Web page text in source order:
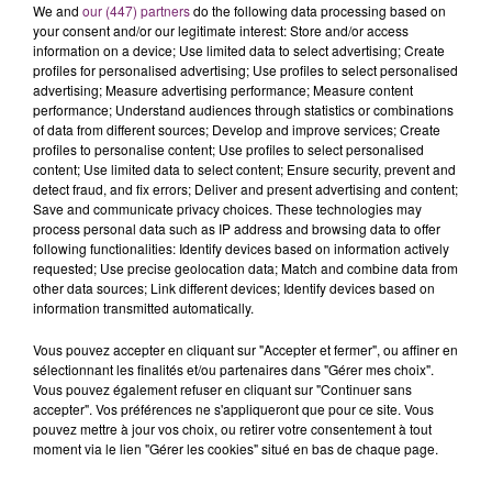
We and our (447) partnersdo the following data processing based on
your consent and/or our legitimate interest: Store and/or access
information on a device; Use limited data to select advertising; Create
profiles for personalised advertising; Use profiles to select personalised
advertising; Measure advertising performance; Measure content
performance; Understand audiences through statistics or combinations
of data from different sources; Develop and improve services; Create
profiles to personalise content; Use profiles to select personalised
content; Use limited data to select content; Ensure security, prevent and
detect fraud, and fix errors; Deliver and present advertising and content;
Save and communicate privacy choices. These technologies may
process personal data such as IP address and browsing data to offer
following functionalities: Identify devices based on information actively
requested; Use precise geolocation data; Match and combine data from
other data sources; Link different devices; Identify devices based on
information transmitted automatically.
Vous pouvez accepter en cliquant sur "Accepter et fermer", ou affiner en
sélectionnant les finalités et/ou partenaires dans "Gérer mes choix".
Vous pouvez également refuser en cliquant sur "Continuer sans
accepter". Vos préférences ne s'appliqueront que pour ce site. Vous
pouvez mettre à jour vos choix, ou retirer votre consentement à tout
moment via le lien "Gérer les cookies" situé en bas de chaque page.